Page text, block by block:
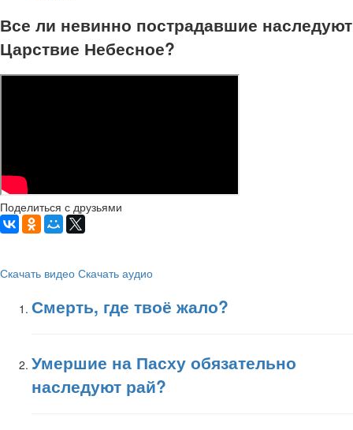
Все ли невинно пострадавшие наследуют
Царствие Небесное?
Поделиться с друзьями
Скачать видео Скачать аудио
Смерть, где твоё жало?
Умершие на Пасху обязательно
наследуют рай?